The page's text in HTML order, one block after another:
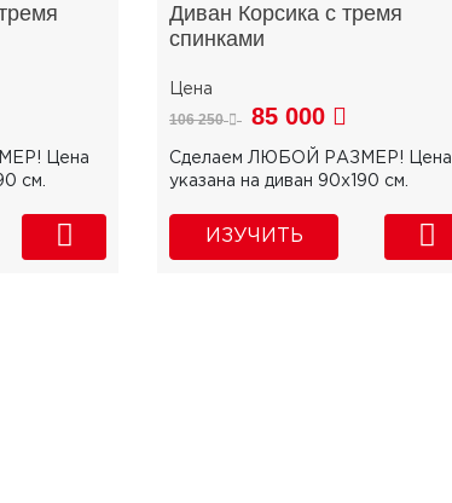
Цена
см.
Диван Корсика с тремя
спинками
106 250 85 000
Сделаем ЛЮБОЙ РАЗМЕР! Цена
указана на диван 90х190 см.
ИЗУЧИТЬ